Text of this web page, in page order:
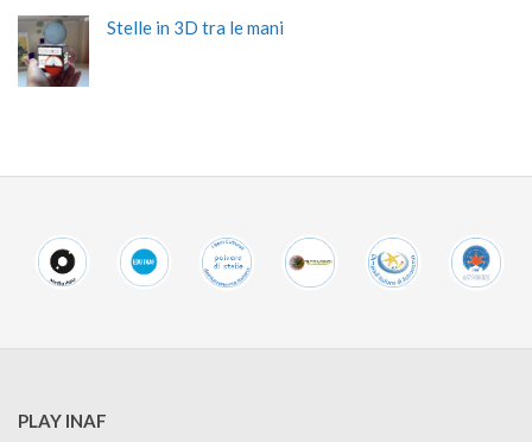
Stelle in 3D tra le mani
PLAY INAF